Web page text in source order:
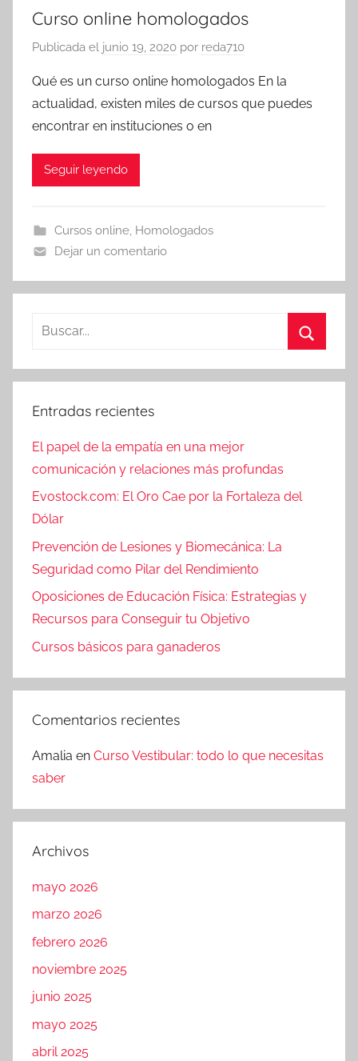
Curso online homologados
Publicada el junio 19, 2020 por reda710
Qué es un curso online homologados En la
actualidad, existen miles de cursos que puedes
encontrar en instituciones o en
Seguir leyendo
Cursos online, Homologados
Dejar un comentario
Buscar:
Entradas recientes
El papel de la empatía en una mejor
comunicación y relaciones más profundas
Evostock.com: El Oro Cae por la Fortaleza del
Dólar
Prevención de Lesiones y Biomecánica: La
Seguridad como Pilar del Rendimiento
Oposiciones de Educación Física: Estrategias y
Recursos para Conseguir tu Objetivo
Cursos básicos para ganaderos
Comentarios recientes
Amalia en Curso Vestibular: todo lo que necesitas
saber
Archivos
mayo 2026
marzo 2026
febrero 2026
noviembre 2025
junio 2025
mayo 2025
abril 2025